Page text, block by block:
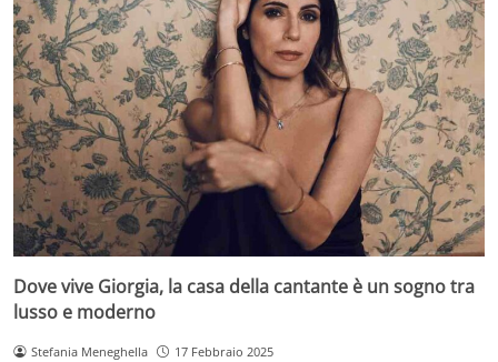
Dove vive Giorgia, la casa della cantante è un sogno tra
lusso e moderno
Stefania Meneghella 17 Febbraio 2025